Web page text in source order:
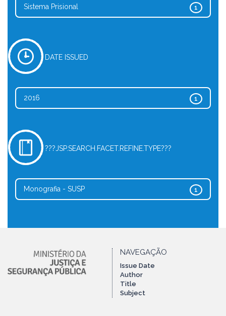
1
Sistema Prisional
DATE ISSUED
1
2016
???JSP.SEARCH.FACET.REFINE.TYPE???
1
Monografia - SUSP
NAVEGAÇÃO
Issue Date
Author
Title
Subject